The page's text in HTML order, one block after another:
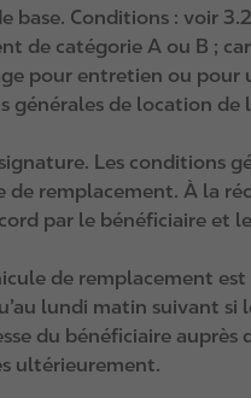
base. Conditions : voir
de catégorie A ou B ;
pour entretien ou
générales de location de
Les conditions
de remplacement. À la
par le bénéficiaire et
de remplacement
lundi matin suivant
du bénéficiaire
ultérieurement.